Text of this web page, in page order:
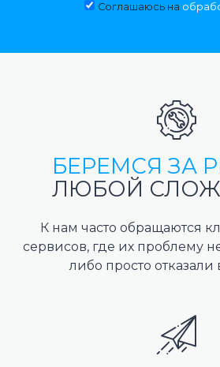
Соглашаюсь на
БЕРЕМСЯ ЗА
ЛЮБОЙ
К нам часто обращаются
сервисов, где их проблему
либо просто отказали